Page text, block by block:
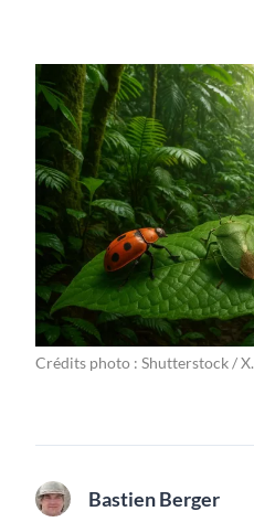
Crédits photo : Shutterstock /
Bastien Berger